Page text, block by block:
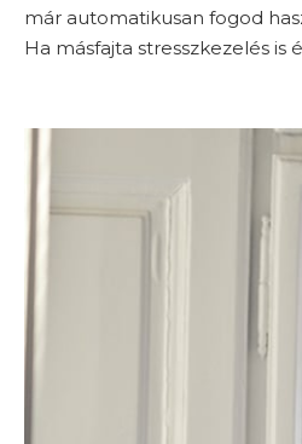
már automatikusan fogod
Ha másfajta stresszkezelés is